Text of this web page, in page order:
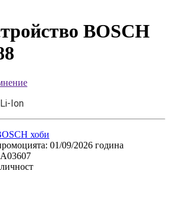
BOSCH
Li-Ion
хоби
01/09/2026 година